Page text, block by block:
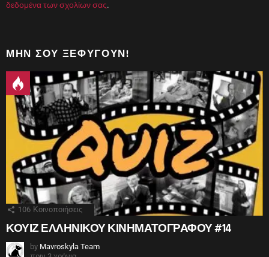
δεδομένα των σχολίων σας.
ΜΗΝ ΣΟΥ ΞΕΦΎΓΟΥΝ!
106 Κοινοποιήσεις
ΚΟΥΙΖ ΕΛΛΗΝΙΚΟΥ ΚΙΝΗΜΑΤΟΓΡΑΦΟΥ #14
by Mavroskyla Team